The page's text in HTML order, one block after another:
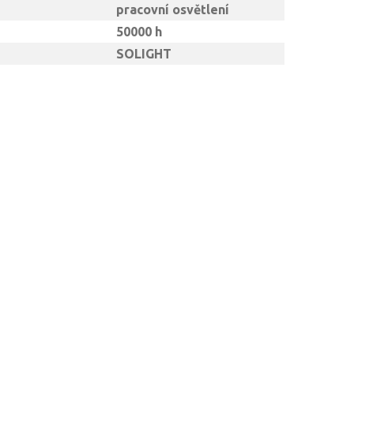
pracovní osvětlení
50000 h
SOLIGHT